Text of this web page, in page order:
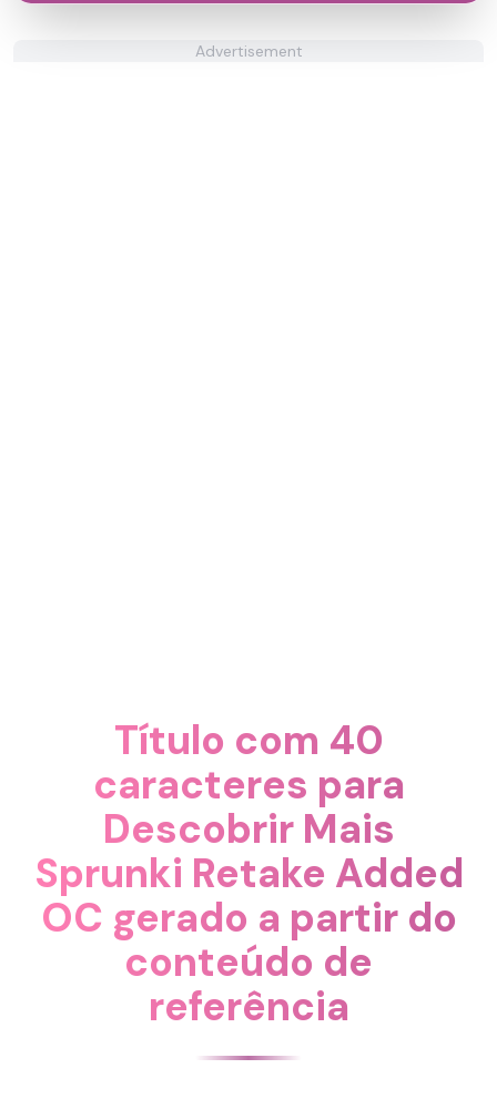
Advertisement
Título com 40
caracteres para
Descobrir Mais
Sprunki Retake Added
OC gerado a partir do
conteúdo de
referência